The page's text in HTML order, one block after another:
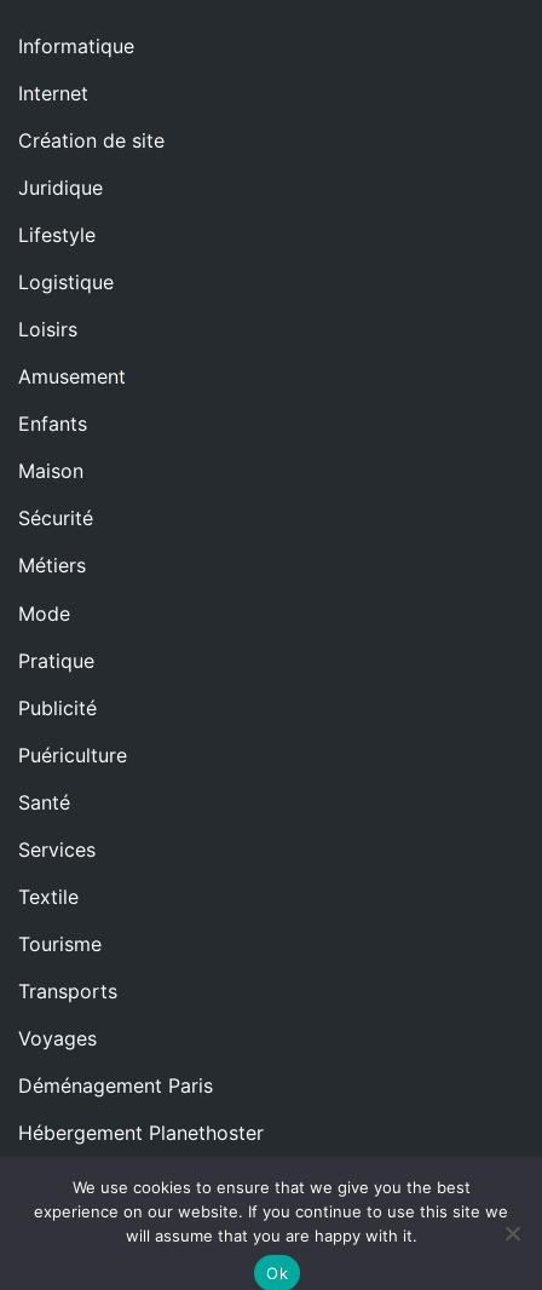
Informatique
Internet
Création de site
Juridique
Lifestyle
Logistique
Loisirs
Amusement
Enfants
Maison
Sécurité
Métiers
Mode
Pratique
Publicité
Puériculture
Santé
Services
Textile
Tourisme
Transports
Voyages
Déménagement Paris
Hébergement Planethoster
Copyright © All rights reserved. Proudly powered by
Theme: Blog Nano by
We use cookies to ensure that we give you the best
experience on our website. If you continue to use this site we
will assume that you are happy with it.
Ok